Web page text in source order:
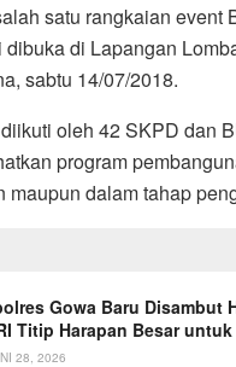
satu rangkaian event
di Lapangan
sabtu 14/07/2018.
oleh 42 SKPD dan
program
maupun dalam tahap
Gowa Baru Disambut
Titip Harapan Besar untuk
28, 2026